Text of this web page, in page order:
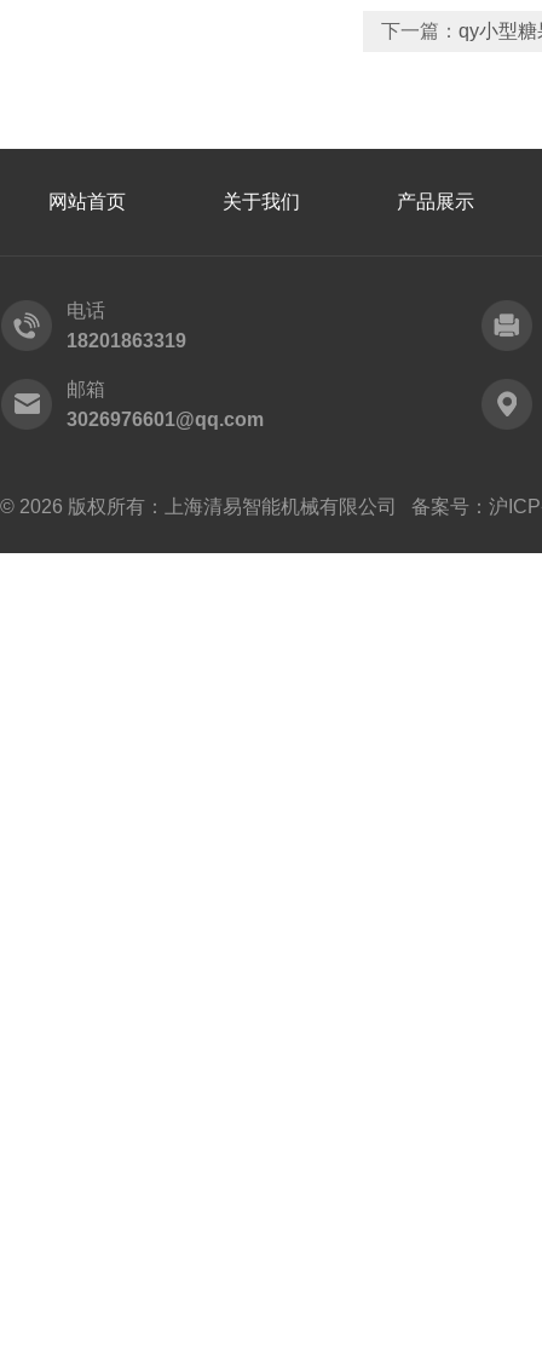
下一篇： qy小型糖
网站首页 关于我们 产品展示
电话
18201863319
邮箱
3026976601@qq.com
© 2026 版权所有：上海清易智能机械有限公司 备案号： 沪